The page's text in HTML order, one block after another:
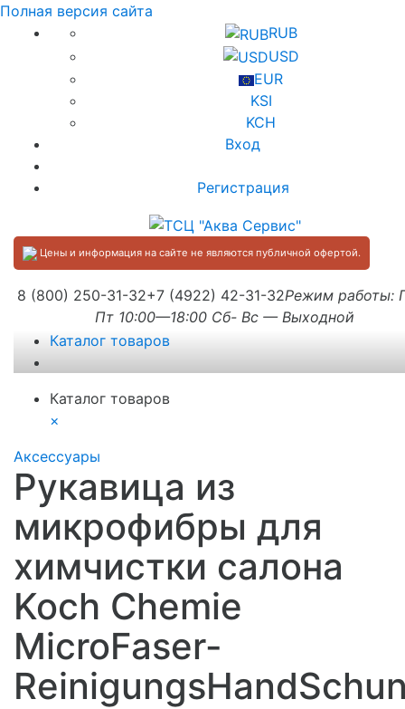
Полная версия сайта
RUB
USD
EUR
KSI
KCH
Вход
Регистрация
Цены и информация на сайте не являются публичной офертой.
8 (800) 250-31-32+7 (4922) 42-31-32Режим работы:
Пт 10:00—18:00 Сб- Вс — Выходной
Каталог товаров
Каталог товаров
×
Аксессуары
Рукавица из
микрофибры для
химчистки салона
Koch Chemie
MicroFaser-